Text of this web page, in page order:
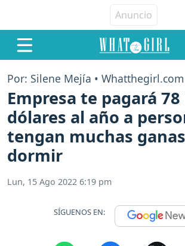
Por: Silene Mejía • Whatthegirl.com
Empresa te pagará
dólares al año a
tengan muchas
dormir
Lun, 15 Ago 2022 6:19 pm
SÍGUENOS EN: